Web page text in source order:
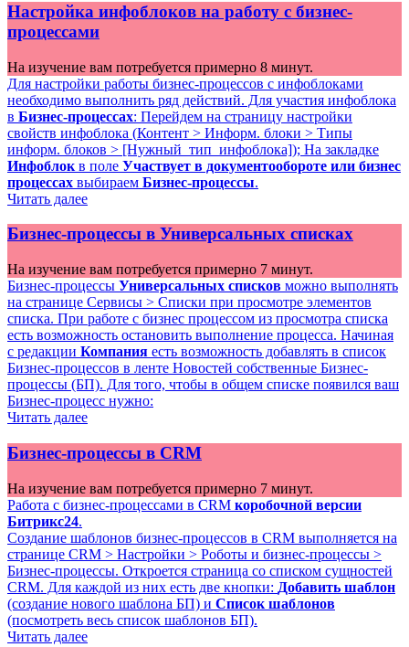
Настройка инфоблоков на работу с бизнес-
процессами
На изучение вам потребуется примерно 8 минут.
Для настройки работы бизнес-процессов с инфоблоками
необходимо выполнить ряд действий. Для участия инфоблока
в Бизнес-процессах: Перейдем на страницу настройки
свойств инфоблока (Контент > Информ. блоки > Типы
информ. блоков > [Нужный_тип_инфоблока]); На закладке
Инфоблок в поле Участвует в документообороте или бизнес
процессах выбираем Бизнес-процессы.
Читать далее
Бизнес-процессы в Универсальных списках
На изучение вам потребуется примерно 7 минут.
Бизнес-процессы Универсальных списков можно выполнять
на странице Сервисы > Списки при просмотре элементов
списка. При работе с бизнес процессом из просмотра списка
есть возможность остановить выполнение процесса. Начиная
с редакции Компания есть возможность добавлять в список
Бизнес-процессов в ленте Новостей собственные Бизнес-
процессы (БП). Для того, чтобы в общем списке появился ваш
Бизнес-процесс нужно:
Читать далее
Бизнес-процессы в CRM
На изучение вам потребуется примерно 7 минут.
Работа с бизнес-процессами в CRM коробочной версии
Битрикс24.
Создание шаблонов бизнес-процессов в CRM выполняется на
странице CRM > Настройки > Роботы и бизнес-процессы >
Бизнес-процессы. Откроется страница со списком сущностей
CRM. Для каждой из них есть две кнопки: Добавить шаблон
(создание нового шаблона БП) и Список шаблонов
(посмотреть весь список шаблонов БП).
Читать далее